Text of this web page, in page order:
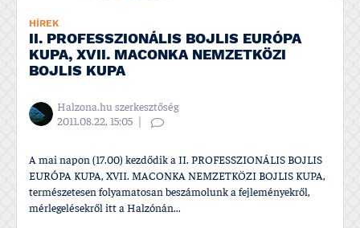
HÍREK
II. PROFESSZIONÁLIS BOJLIS EURÓPA
KUPA, XVII. MACONKA NEMZETKÖZI
BOJLIS KUPA
Halzona.hu szerkesztőség
2011.08.22, 15:05
A mai napon (17.00) kezdődik a II. PROFESSZIONÁLIS BOJLIS
EURÓPA KUPA, XVII. MACONKA NEMZETKÖZI BOJLIS KUPA,
természetesen folyamatosan beszámolunk a fejleményekről,
mérlegelésekről itt a Halzónán...